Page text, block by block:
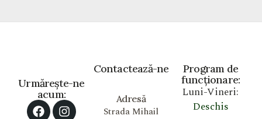
Program de
funcționare:
Luni-Vineri:
Deschis
Contactează-ne
Adresă
Strada Mihail
Urmărește-ne
acum: